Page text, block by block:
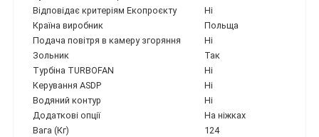
Відповідає критеріям Екопроєкту
Ні
Країна виробник
Польща
Подача повітря в камеру згоряння
Ні
Зольник
Так
Турбіна TURBOFAN
Ні
Керування ASDP
Ні
Водяний контур
Ні
Додаткові опції
На ніжках
Вага (Кг)
124